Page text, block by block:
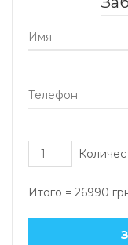
Итого = 26990